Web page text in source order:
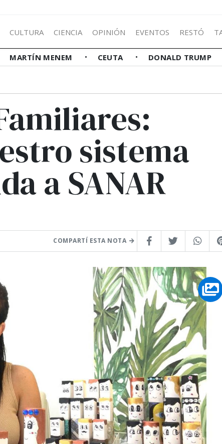
CULTURA CIENCIA OPINIÓN EVENTOS RESTÓ
MARTÍN MENEM CEUTA DONALD TRUMP
sistema
a SANAR
COMPARTÍ ESTA NOTA